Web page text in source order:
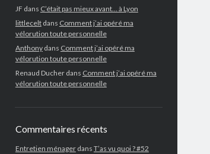
JF dans C’était pas mieux avant… à Lyon
littleceltdans Comment j’ai opéré ma
vélorution toute personnelle
Anthonydans Comment j’ai opéré ma
vélorution toute personnelle
Renaud Ducherdans Comment j’ai opéré ma
vélorution toute personnelle
Commentaires récents
Entretien ménagerdans T’as vu quoi ? #52